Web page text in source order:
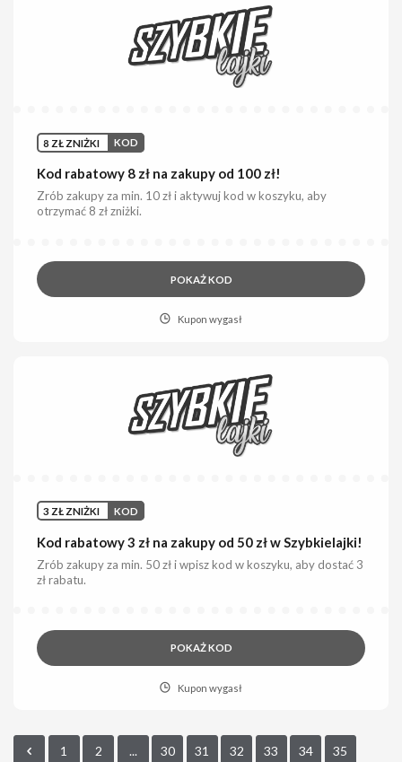
8 ZŁ ZNIŻKI KOD
Kod rabatowy 8 zł na zakupy od 100 zł!
Zrób zakupy za min. 10 zł i aktywuj kod w koszyku, aby
otrzymać 8 zł zniżki.
POKAŻ KOD
Kupon wygasł
3 ZŁ ZNIŻKI KOD
Kod rabatowy 3 zł na zakupy od 50 zł w Szybkielajki!
Zrób zakupy za min. 50 zł i wpisz kod w koszyku, aby dostać 3
zł rabatu.
POKAŻ KOD
Kupon wygasł
1 2 ... 30 31 32 33 34 35